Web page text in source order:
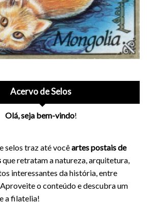
Acervo de Selos
Olá, seja bem-vindo!
selos traz até vocêartes postais de
que retratam a natureza, arquitetura,
interessantes da história, entre
o conteúdo e descubra um
a filatelia!